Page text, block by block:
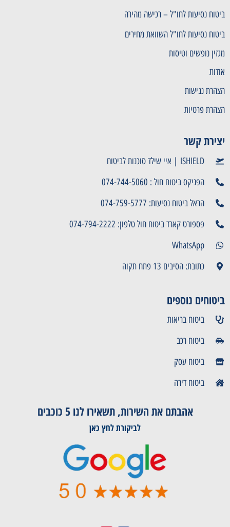
ביטוח נסיעות לחו"ל – רכישה מהירה
ביטוח נסיעות לחו"ל השוואת מחירים
מגזין נופשים וטיסות
אודות
הצהרת נגישות
הצהרת פרטיות
יצירת קשר
ISHIELD | איי שילד סוכנות לביטוח
הפניקס ביטוח חול : 074-744-5060
הראל ביטוח נסיעות: 074-759-5777
פספורט קארד ביטוח חול טלפון: 074-794-2222
WhatsApp
כתובת: הסיבים 13 פתח תקוה
ביטוחים נוספים
ביטוח בריאות
ביטוח רכב
ביטוח עסק
ביטוח דירה
אהבתם את השירות, תשאירו לנו 5 כוכבים
לביקורת לחץ כאן